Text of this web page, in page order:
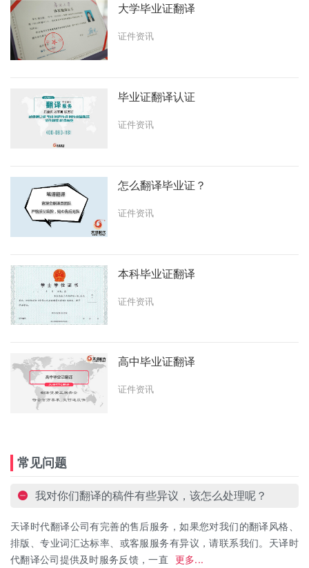
大学毕业证翻译
证件资讯
毕业证翻译认证
证件资讯
怎么翻译毕业证？
证件资讯
本科毕业证翻译
证件资讯
高中毕业证翻译
证件资讯
常见问题
我对你们翻译的稿件有些异议，该怎么处理呢？
天译时代翻译公司有完善的售后服务，如果您对我们的翻译风格、
排版、专业词汇达标率、或客服服务有异议，请联系我们。天译时
代翻译公司提供及时服务反馈，一直
更多...